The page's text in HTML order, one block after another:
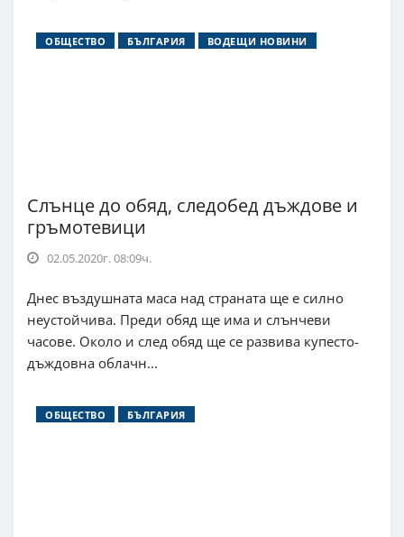
ОБЩЕСТВО БЪЛГАРИЯ ВОДЕЩИ НОВИНИ
Слънце до обяд, следобед дъждове и
гръмотевици
02.05.2020г. 08:09ч.
Днес въздушната маса над страната ще е силно
неустойчива. Преди обяд ще има и слънчеви
часове. Около и след обяд ще се развива купесто-
дъждовна облачн...
ОБЩЕСТВО БЪЛГАРИЯ